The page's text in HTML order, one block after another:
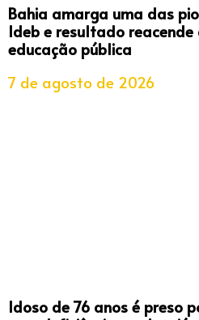
Bahia amarga uma das
Ideb e resultado
educação pública
7 de agosto de 2026
Idoso de 76 anos é preso